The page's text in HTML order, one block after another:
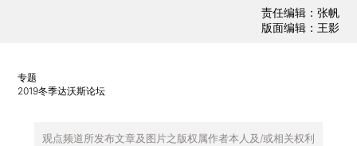
责任编辑：张帆
版面编辑：王影
专题
2019冬季达沃斯论坛
观点频道所发布文章及图片之版权属作者本人及/或相关权利